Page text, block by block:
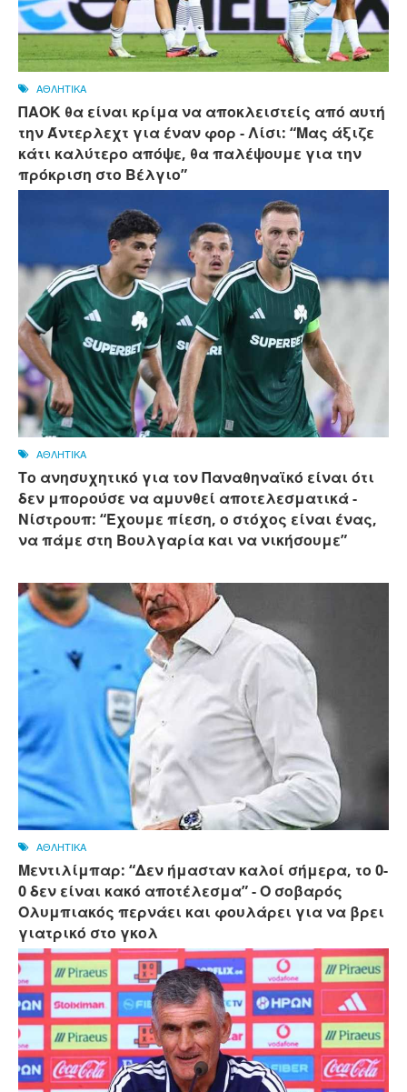
ΑΘΛΗΤΙΚΑ
ΠΑΟΚ θα είναι κρίμα να αποκλειστείς από αυτή
την Άντερλεχτ για έναν φορ - ​​Λίσι: “Μας άξιζε
κάτι καλύτερο απόψε, θα παλέψουμε για την
πρόκριση στο Βέλγιο”
ΑΘΛΗΤΙΚΑ
Το ανησυχητικό για τον Παναθηναϊκό είναι ότι
δεν μπορούσε να αμυνθεί αποτελεσματικά -
Νίστρουπ: “Έχουμε πίεση, ο στόχος είναι ένας,
να πάμε στη Βουλγαρία και να νικήσουμε”
ΑΘΛΗΤΙΚΑ
Μεντιλίμπαρ: “Δεν ήμασταν καλοί σήμερα, το 0-
0 δεν είναι κακό αποτέλεσμα” - Ο σοβαρός
Ολυμπιακός περνάει και φουλάρει για να βρει
γιατρικό στο γκολ